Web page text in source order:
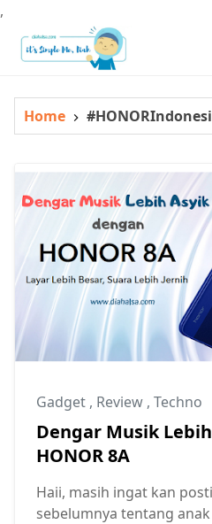
,
Home
Gadget , Review , Techno
Dengar Musik
HONOR 8A
Haii, masih ingat kan
sebelumnya tentang